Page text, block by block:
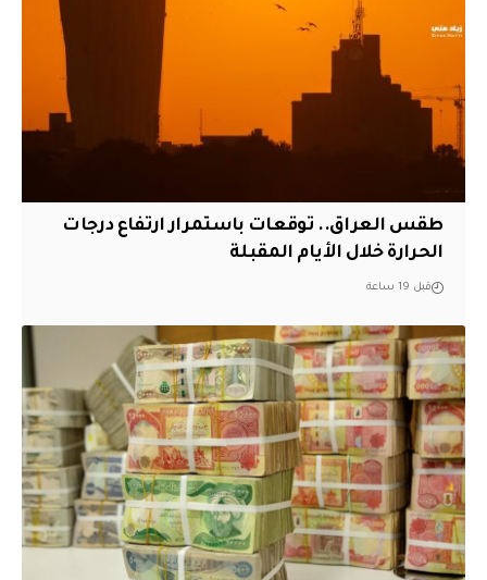
طقس العراق.. توقعات باستمرار ارتفاع درجات
الحرارة خلال الأيام المقبلة
قبل 19 ساعة